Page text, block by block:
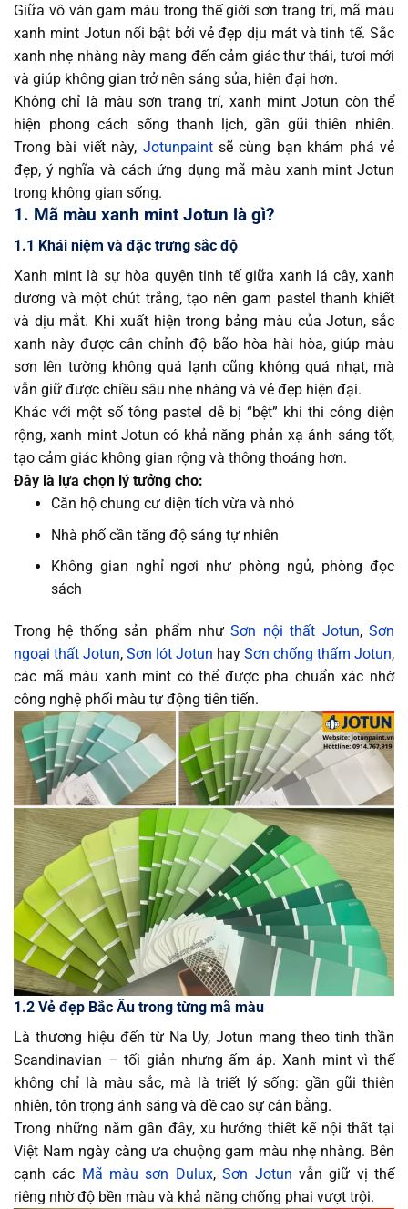
Giữa vô vàn gam màu trong thế giới sơn trang trí, mã màu
xanh mint Jotun nổi bật bởi vẻ đẹp dịu mát và tinh tế. Sắc
xanh nhẹ nhàng này mang đến cảm giác thư thái, tươi mới
và giúp không gian trở nên sáng sủa, hiện đại hơn.
Không chỉ là màu sơn trang trí, xanh mint Jotun còn thể
hiện phong cách sống thanh lịch, gần gũi thiên nhiên.
Trong bài viết này, Jotunpaintsẽ cùng bạn khám phá vẻ
đẹp, ý nghĩa và cách ứng dụng mã màu xanh mint Jotun
trong không gian sống.
1. Mã màu xanh mint Jotun là gì?
1.1 Khái niệm và đặc trưng sắc độ
Xanh mint là sự hòa quyện tinh tế giữa xanh lá cây, xanh
dương và một chút trắng, tạo nên gam pastel thanh khiết
và dịu mắt. Khi xuất hiện trong bảng màu của Jotun, sắc
xanh này được cân chỉnh độ bão hòa hài hòa, giúp màu
sơn lên tường không quá lạnh cũng không quá nhạt, mà
vẫn giữ được chiều sâu nhẹ nhàng và vẻ đẹp hiện đại.
Khác với một số tông pastel dễ bị “bệt” khi thi công diện
rộng, xanh mint Jotun có khả năng phản xạ ánh sáng tốt,
tạo cảm giác không gian rộng và thông thoáng hơn.
Đây là lựa chọn lý tưởng cho:
Căn hộ chung cư diện tích vừa và nhỏ
Nhà phố cần tăng độ sáng tự nhiên
Không gian nghỉ ngơi như phòng ngủ, phòng đọc
sách
Trong hệ thống sản phẩm nhưSơn nội thất Jotun,Sơn
ngoại thất Jotun, Sơn lót Jotun hay Sơn chống thấm Jotun,
các mã màu xanh mint có thể được pha chuẩn xác nhờ
công nghệ phối màu tự động tiên tiến.
1.2 Vẻ đẹp Bắc Âu trong từng mã màu
Là thương hiệu đến từ Na Uy, Jotun mang theo tinh thần
Scandinavian – tối giản nhưng ấm áp. Xanh mint vì thế
không chỉ là màu sắc, mà là triết lý sống: gần gũi thiên
nhiên, tôn trọng ánh sáng và đề cao sự cân bằng.
Trong những năm gần đây, xu hướng thiết kế nội thất tại
Việt Nam ngày càng ưa chuộng gam màu nhẹ nhàng. Bên
cạnh các Mã màu sơn Dulux,Sơn Jotun vẫn giữ vị thế
riêng nhờ độ bền màu và khả năng chống phai vượt trội.